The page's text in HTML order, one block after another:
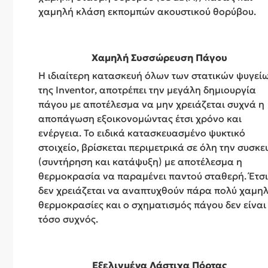
χαμηλή κλάση εκπομπών ακουστικού θορύβου.
Χαμηλή Συσσώρευση Πάγου
Η ιδιαίτερη κατασκευή όλων των στατικών
της Inventor, αποτρέπει την μεγάλη δημιουργία
πάγου με αποτέλεσμα να μην χρειάζεται συχνά η
αποπάγωση εξοικονομώντας έτσι χρόνο και
ενέργεια. Το ειδικά κατασκευασμένο ψυκτικό
στοιχείο, βρίσκεται περιμετρικά σε όλη την
(συντήρηση και κατάψυξη) με αποτέλεσμα η
θερμοκρασία να παραμένει παντού σταθερή.
δεν χρειάζεται να αναπτυχθούν πάρα πολύ
θερμοκρασίες και ο σχηματισμός πάγου δεν είναι
τόσο συχνός.
Εξελιγμένα Λάστιχα Πόρτας